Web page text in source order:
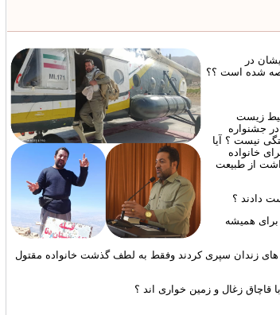
در
شده است ؟؟
زیست
در جشنواره
نیست ؟ آیا
خانواده
از طبیعت
همیشه
از عمرشان را پشت میله های زندان سپری کردند وفقط به لطف گذشت خانواده مقتول
قاچاق زغال و زمین خواری اند ؟